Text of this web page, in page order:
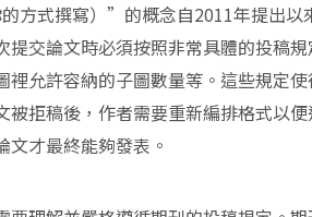
的方式撰寫）”的概念自2011年提出以
交論文時必須按照非常具體的投稿
允許容納的子圖數量等。這些規定
拒稿後，作者需要重新編排格式以
才最終能夠發表。